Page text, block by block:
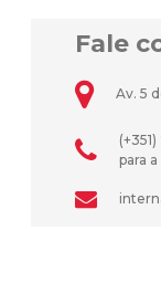
Fale
Av. 5
para